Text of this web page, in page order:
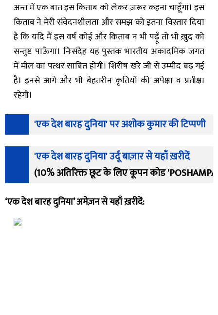
अन्त में एक बात इस किताब को लेकर ज़रूर कहना चाहूँगा। इस
किताब ने मेरी संवेदनशीलता और समझ को इतना विस्तार दिया
है कि यदि मैं इस वर्ष कोई और किताब न भी पढ़ूँ तो भी ख़ुद को
सन्तुष्ट पाऊँगा। निःसंदेह यह पुस्तक भारतीय अकादमिक जगत
में मील का पत्थर साबित होगी। शिरीष खरे जी से उम्मीद बढ़ गई
है। इनसे आगे और भी बेहतरीन कृतियों की अपेक्षा व प्रतीक्षा
रहेगी।
'एक देश बारह दुनिया' पर अशोक कुमार की टिप्पणी
'एक देश बारह दुनिया' उर्दू बाज़ार से यहाँ ख़रीदें
(10% अतिरिक्त छूट के लिए कूपन कोड
‘एक देश बारह दुनिया’ अमेज़न से यहाँ ख़रीदें: